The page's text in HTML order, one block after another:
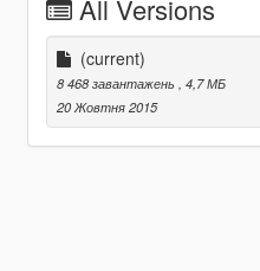
All Versions
(current)
8 468 завантажень
, 4,7 МБ
20 Жовтня 2015